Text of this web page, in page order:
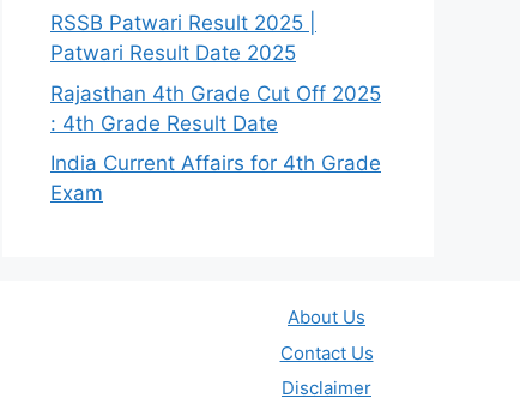
RSSB Patwari Result 2025 |
Patwari Result Date 2025
Rajasthan 4th Grade Cut Off 2025
: 4th Grade Result Date
India Current Affairs for 4th Grade
Exam
About Us
Contact Us
Disclaimer